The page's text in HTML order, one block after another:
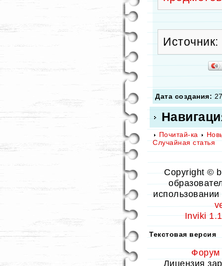
Источник:
Дата создания:
Почитай-ка
Случайная статья
Copyright ©
Inviki
Текстовая версия
Форум
Лицензия